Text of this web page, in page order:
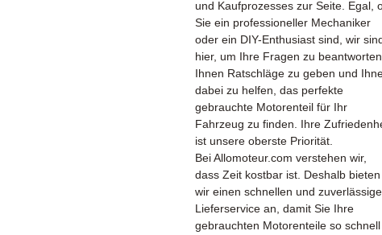
und Kaufprozesses zur Seite. Egal,
Sie ein professioneller Mechaniker
oder ein DIY-Enthusiast sind, wir
hier, um Ihre Fragen zu beantworten,
Ihnen Ratschläge zu geben und
dabei zu helfen, das perfekte
gebrauchte Motorenteil für Ihr
Fahrzeug zu finden. Ihre
ist unsere oberste Priorität.
Bei Allomoteur.com verstehen wir,
dass Zeit kostbar ist. Deshalb bieten
wir einen schnellen und
Lieferservice an, damit Sie Ihre
gebrauchten Motorenteile so schnell